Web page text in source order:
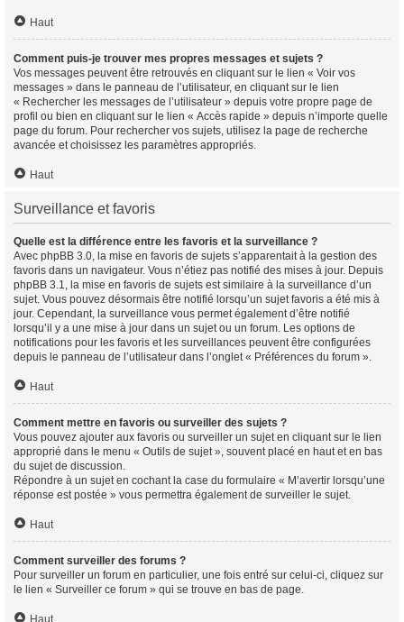
Haut
Comment puis-je trouver mes propres messages et sujets ?
Vos messages peuvent être retrouvés en cliquant sur le lien « Voir vos
messages » dans le panneau de l’utilisateur, en cliquant sur le lien
« Rechercher les messages de l’utilisateur » depuis votre propre page de
profil ou bien en cliquant sur le lien « Accès rapide » depuis n’importe quelle
page du forum. Pour rechercher vos sujets, utilisez la page de recherche
avancée et choisissez les paramètres appropriés.
Haut
Surveillance et favoris
Quelle est la différence entre les favoris et la surveillance ?
Avec phpBB 3.0, la mise en favoris de sujets s’apparentait à la gestion des
favoris dans un navigateur. Vous n’étiez pas notifié des mises à jour. Depuis
phpBB 3.1, la mise en favoris de sujets est similaire à la surveillance d’un
sujet. Vous pouvez désormais être notifié lorsqu’un sujet favoris a été mis à
jour. Cependant, la surveillance vous permet également d’être notifié
lorsqu’il y a une mise à jour dans un sujet ou un forum. Les options de
notifications pour les favoris et les surveillances peuvent être configurées
depuis le panneau de l’utilisateur dans l’onglet « Préférences du forum ».
Haut
Comment mettre en favoris ou surveiller des sujets ?
Vous pouvez ajouter aux favoris ou surveiller un sujet en cliquant sur le lien
approprié dans le menu « Outils de sujet », souvent placé en haut et en bas
du sujet de discussion.
Répondre à un sujet en cochant la case du formulaire « M’avertir lorsqu’une
réponse est postée » vous permettra également de surveiller le sujet.
Haut
Comment surveiller des forums ?
Pour surveiller un forum en particulier, une fois entré sur celui-ci, cliquez sur
le lien « Surveiller ce forum » qui se trouve en bas de page.
Haut